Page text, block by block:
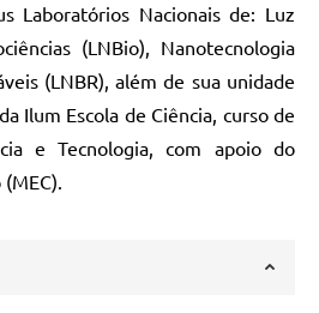
Laboratórios Nacionais de: Luz
(LNBio), Nanotecnologia
(LNBR), além de sua unidade
Ilum Escola de Ciência, curso de
e Tecnologia, com apoio do